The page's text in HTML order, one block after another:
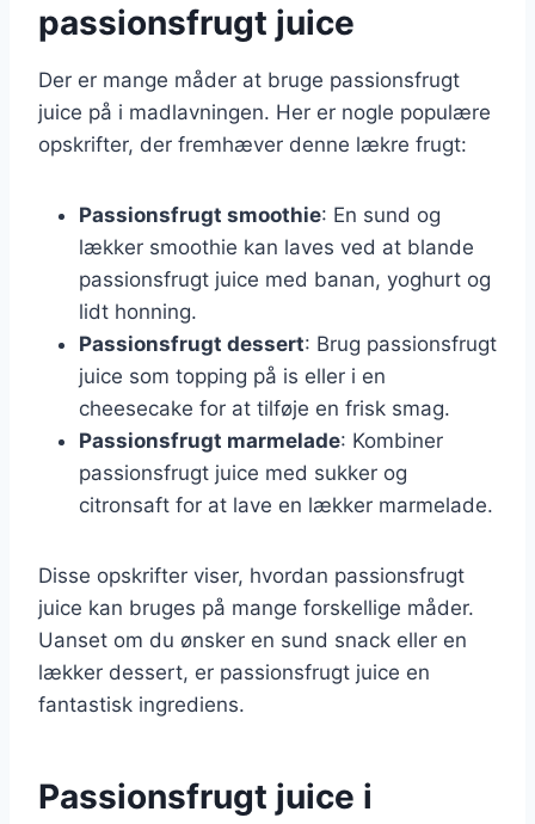
passionsfrugt juice
Der er mange måder at bruge passionsfrugt
juice på i madlavningen. Her er nogle populære
opskrifter, der fremhæver denne lækre frugt:
Passionsfrugt smoothie: En sund og
lækker smoothie kan laves ved at blande
passionsfrugt juice med banan, yoghurt og
lidt honning.
Passionsfrugt dessert: Brug passionsfrugt
juice som topping på is eller i en
cheesecake for at tilføje en frisk smag.
Passionsfrugt marmelade: Kombiner
passionsfrugt juice med sukker og
citronsaft for at lave en lækker marmelade.
Disse opskrifter viser, hvordan passionsfrugt
juice kan bruges på mange forskellige måder.
Uanset om du ønsker en sund snack eller en
lækker dessert, er passionsfrugt juice en
fantastisk ingrediens.
Passionsfrugt juice i